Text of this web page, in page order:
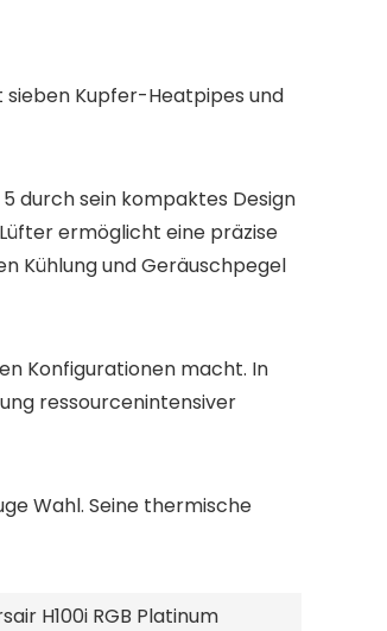
sieben Kupfer-Heatpipes und
durch sein kompaktes Design
ermöglicht eine präzise
Kühlung und Geräuschpegel
Konfigurationen macht. In
ressourcenintensiver
Wahl. Seine thermische
H100i RGB Platinum